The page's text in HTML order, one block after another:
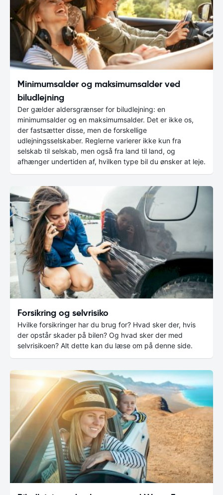
Minimumsalder og maksimumsalder ved
biludlejning
Der gælder aldersgrænser for biludlejning: en
minimumsalder og en maksimumsalder. Det er ikke os,
der fastsætter disse, men de forskellige
udlejningsselskaber. Reglerne varierer ikke kun fra
selskab til selskab, men også fra land til land, og
afhænger undertiden af, hvilken type bil du ønsker at leje.
Forsikring og selvrisiko
Hvilke forsikringer har du brug for? Hvad sker der, hvis
der opstår skader på bilen? Og hvad sker der med
selvrisikoen? Alt dette kan du læse om på denne side.